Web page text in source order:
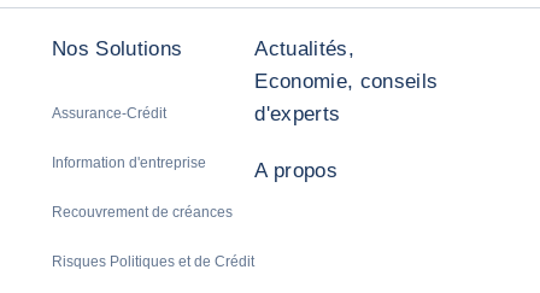
Nos Solutions
Assurance-Crédit
Information d'entreprise
Recouvrement de créances
Risques Politiques et de Crédit
Actualités,
Economie, conseils
d'experts
A propos